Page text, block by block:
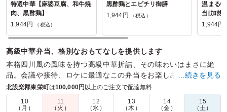
特選中華【麻婆豆腐、和牛焼
肉、黒酢鶏】
1,944円
（税込）
黒酢鶏とエビチリ御膳
1,944円
（税込）
温まる
当[加熱
1,944円
高級中華弁当、格別なおもてなしを提供します
本格四川風の風味を持つ高級中華折詰、その味わいはまさに絶
品。会議や接待、ロケに最適なこの弁当をお楽しみいただくこ
とで、特別な日を彩ります。
商品数： 締切日時： 2日前12:00 価格帯：
972円～2,160円
…続きを見る
北設楽郡東栄町は100,000円 以上のご注文で配達無料
10
（月）
11
（火）
12
（水）
13
（木）
14
（金）
15
（土）